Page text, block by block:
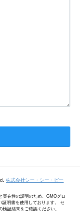
株式会社シー・シー・ピー
実在性の証明のため、GMOグロ
証明書を使用しております。 セ
証結果をご確認ください。